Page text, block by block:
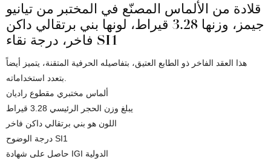
قلادة من الألماس المصنّع في المختبر من تيانيو
جيمز، وزنها 3.28 قيراط، لونها بني برتقالي داكن
فاخر، درجة نقاء SI1
هذا العقد الفاخر ذو الطابع العتيق، بتفاصيله الحرفية المتقنة، يتميز أيضاً
ألماس مختبري مقطوع راديان
يبلغ وزن الحجر الرئيسي 3.28 قيراط
اللون هو بني برتقالي داكن فاخر
درجة الوضوح SI1
حاصل على شهادة IGI الدولية